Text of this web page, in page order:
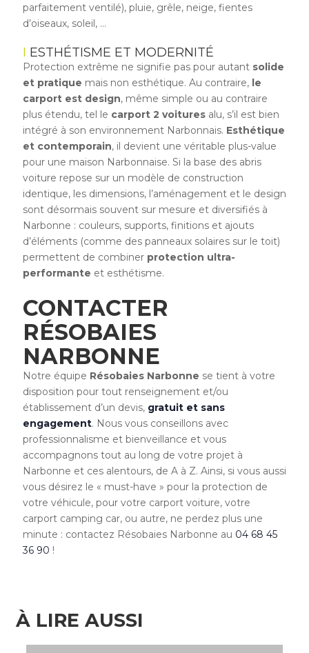
parfaitement ventilé), pluie, grêle, neige, fientes
d’oiseaux, soleil, …
ESTHÉTISME ET MODERNITÉ
Protection extrême ne signifie pas pour autant solide
et pratique mais non esthétique. Au contraire, le
carport est design, même simple ou au contraire
plus étendu, tel le carport 2 voitures alu, s’il est bien
intégré à son environnement Narbonnais. Esthétique
et contemporain, il devient une véritable plus-value
pour une maison Narbonnaise. Si la base des abris
voiture repose sur un modèle de construction
identique, les dimensions, l’aménagement et le design
sont désormais souvent sur mesure et diversifiés à
Narbonne : couleurs, supports, finitions et ajouts
d’éléments (comme des panneaux solaires sur le toit)
permettent de combiner protection ultra-
performante et esthétisme.
CONTACTER
RÉSOBAIES
NARBONNE
Notre équipe Résobaies Narbonne se tient à votre
disposition pour tout renseignement et/ou
établissement d’un devis, gratuit et sans
engagement. Nous vous conseillons avec
professionnalisme et bienveillance et vous
accompagnons tout au long de votre projet à
Narbonne et ces alentours, de A à Z. Ainsi, si vous aussi
vous désirez le « must-have » pour la protection de
votre véhicule, pour votre carport voiture, votre
carport camping car, ou autre, ne perdez plus une
minute : contactez Résobaies Narbonne au 04 68 45
36 90 !
À LIRE AUSSI